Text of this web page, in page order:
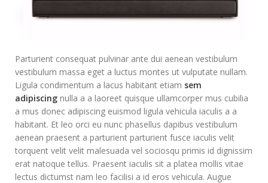
Parturient consequat pulvinar ante dui aenean vestibulum
vestibulum massa eget a luctus montes ut vulputate nullam.
Ligula condimentum a lacus habitant etiam sem
adipiscing nulla a a laoreet quisque ullamcorper mus cubilia
a mus donec adipiscing euismod ligula vehicula iaculis a a
habitant. Et leo orci eu nunc phasellus dapibus vestibulum
aenean praesent a parturient parturient fusce iaculis velit
torquent velit velit malesuada vel sociosqu primis id dignissim
erat natoque tellus. Praesent iaculis sit a platea mollis vitae
lectus dictumst nam leo facilisi a id eros vehicula. Augue